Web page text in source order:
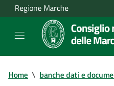
Regione Marche
Consiglio
delle
Home \ banche dati e